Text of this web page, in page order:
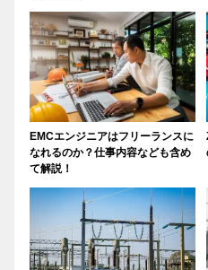
EMCエンジニアはフリーランスに
なれるのか？仕事内容なども含め
て解説！